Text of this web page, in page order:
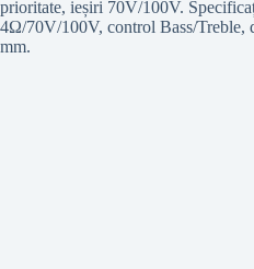
prioritate, ieșiri 70V/100V.
4Ω/70V/100V, control Bass/Treble,
mm.